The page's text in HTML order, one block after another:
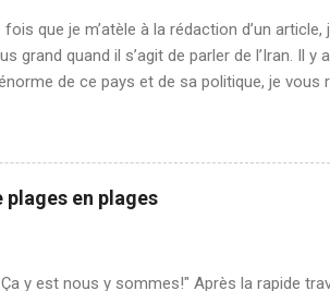
fois que je m’atèle à la rédaction d’un
grand quand il s’agit de parler de l’Iran. Il
de ce pays et de sa politique, je vous
averti, n’est pas forcément représentatif
concernant les retours des voyageurs. Un
de l’Histoire, de la géographie, de la
etc. Les avis et impressions des autres
plages en plages
y est nous y sommes!" Après la rapide